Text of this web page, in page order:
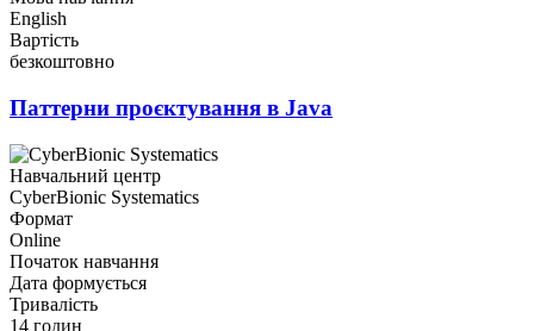
English
Вартість
безкоштовно
Паттерни проєктування в Java
Навчальний центр
CyberBionic Systematics
Формат
Online
Початок навчання
Дата формується
Тривалість
14 годин